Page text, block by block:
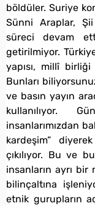
böldüler. Suriye
Sünni Araplar,
süreci devam
getirilmiyor.
yapısı, millî
Bunları
ve basın yayın
kullanılıyor.
insanlarımızdan
kardeşim”
çıkılıyor. Bu ve
insanların ayrı
bilinçaltına
etnik gurupların